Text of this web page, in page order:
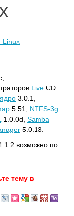
Linux
Live CD.
ядро 3.0.1,
5.51, NTFS-3g
1.0.0d, Samba
5.0.13.
возможно по
тему в